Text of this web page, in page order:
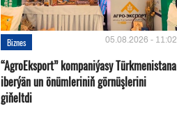
Biznes 05.08.2026 - 11:02
“AgroEksport” kompaniýasy Türkmenistana
iberýän un önümleriniň görnüşlerini
giňeltdi